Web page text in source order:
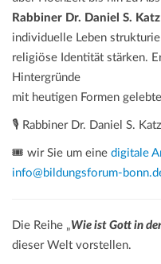
Rabbiner Dr. Daniel S. Katz
individuelle Leben
religiöse Identität stärken.
Hintergründe
mit heutigen Formen
🎙️ Rabbiner Dr. Daniel S.
🎟️ wir Sie um eine digitale
info@bildungsforum-
Die Reihe „Wie ist Gott in
dieser Welt vorstellen.